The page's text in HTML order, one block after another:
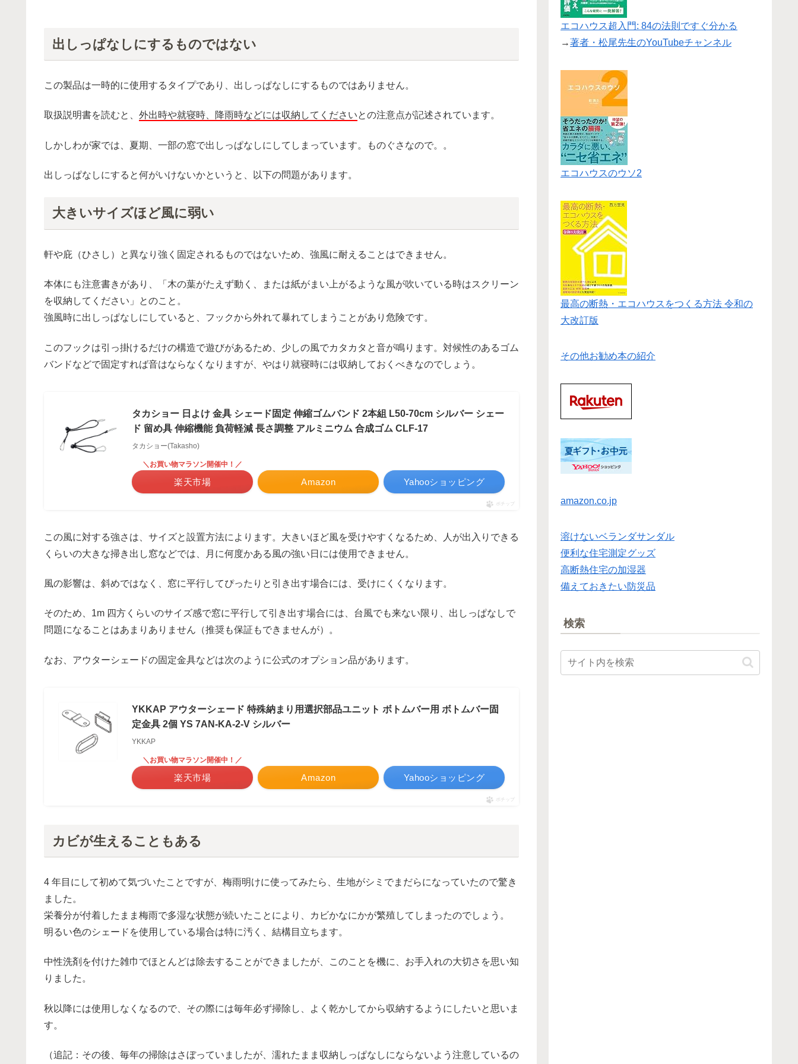
出しっぱなしにするものではない
この製品は一時的に使用するタイプであり、出しっぱなしにするものではありません。
取扱説明書を読むと、 外出時や就寝時、降雨時などには収納してくださいとの注意点が記述されています。
しかしわが家では、夏期、一部の窓で出しっぱなしにしてしまっています。ものぐさなので。。
出しっぱなしにすると何がいけないかというと、以下の問題があります。
大きいサイズほど風に弱い
軒や庇（ひさし）と異なり強く固定されるものではないため、強風に耐えることはできません。
本体にも注意書きがあり、「木の葉がたえず動く、または紙がまい上がるような風が吹いている時はスクリーン
を収納してください」とのこと。
強風時に出しっぱなしにしていると、フックから外れて暴れてしまうことがあり危険です。
このフックは引っ掛けるだけの構造で遊びがあるため、少しの風でカタカタと音が鳴ります。対候性のあるゴム
バンドなどで固定すれば音はならなくなりますが、やはり就寝時には収納しておくべきなのでしょう。
タカショー 日よけ 金具 シェード固定 伸縮ゴムバンド 2本組 L50-70cm シルバー シェー
ド 留め具 伸縮機能 負荷軽減 長さ調整 アルミニウム 合成ゴム CLF-17
タカショー(Takasho)
Amazon
＼お買い物マラソン開催中！／
楽天市場 Yahooショッピング
ポチップ
この風に対する強さは、サイズと設置方法によります。大きいほど風を受けやすくなるため、人が出入りできる
くらいの大きな掃き出し窓などでは、月に何度かある風の強い日には使用できません。
風の影響は、斜めではなく、窓に平行してぴったりと引き出す場合には、受けにくくなります。
そのため、1m 四方くらいのサイズ感で窓に平行して引き出す場合には、台風でも来ない限り、出しっぱなしで
問題になることはあまりありません（推奨も保証もできませんが）。
なお、アウターシェードの固定金具などは次のように公式のオプション品があります。
YKKAP アウターシェード 特殊納まり用選択部品ユニット ボトムバー用 ボトムバー固
定金具 2個 YS 7AN-KA-2-V シルバー
YKKAP
Amazon
＼お買い物マラソン開催中！／
楽天市場 Yahooショッピング
ポチップ
カビが生えることもある
4 年目にして初めて気づいたことですが、梅雨明けに使ってみたら、生地がシミでまだらになっていたので驚き
ました。
栄養分が付着したまま梅雨で多湿な状態が続いたことにより、カビかなにかが繁殖してしまったのでしょう。
明るい色のシェードを使用している場合は特に汚く、結構目立ちます。
中性洗剤を付けた雑巾でほとんどは除去することができましたが、このことを機に、お手入れの大切さを思い知
りました。
秋以降には使用しなくなるので、その際には毎年必ず掃除し、よく乾かしてから収納するようにしたいと思いま
す。
（追記：その後、毎年の掃除はさぼっていましたが、濡れたまま収納しっぱなしにならないよう注意しているの
エコハウス超入門: 84の法則ですぐ分かる
→著者・松尾先生のYouTubeチャンネル
エコハウスのウソ2
最高の断熱・エコハウスをつくる方法 令和の
大改訂版
その他お勧め本の紹介
amazon.co.jp
溶けないベランダサンダル
便利な住宅測定グッズ
高断熱住宅の加湿器
備えておきたい防災品
検索